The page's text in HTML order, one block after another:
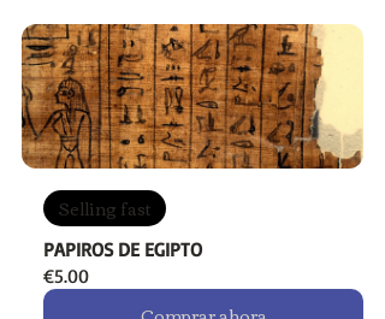
Selling fast
PAPIROS DE EGIPTO
€5.00